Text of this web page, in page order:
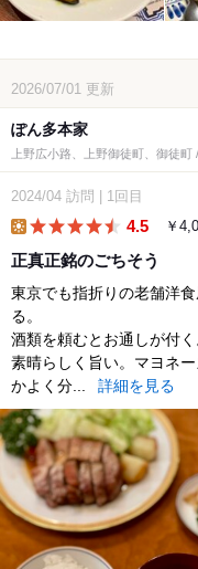
2026/07/01 更新
ぽん多本家
上野広小路、上野御徒町、御徒町
2024/04 訪問 1回目
4.5 ￥
正真正銘のごちそう
東京でも指折りの老舗洋
る。
酒類を頼むとお通しが付
素晴らしく旨い。マヨネ
かよく分...
詳細を見る